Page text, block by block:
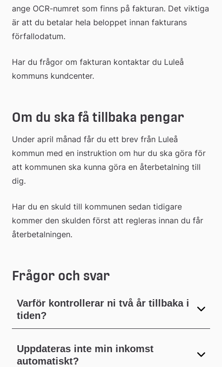
ange OCR-numret som finns på fakturan. Det viktiga
är att du betalar hela beloppet innan fakturans
förfallodatum.
Har du frågor om fakturan kontaktar du Luleå
kommuns kundcenter.
Om du ska få tillbaka pengar
Under april månad får du ett brev från Luleå
kommun med en instruktion om hur du ska göra för
att kommunen ska kunna göra en återbetalning till
dig.
Har du en skuld till kommunen sedan tidigare
kommer den skulden först att regleras innan du får
återbetalningen.
Frågor och svar
Varför kontrollerar ni två år tillbaka i
tiden?
Uppdateras inte min inkomst
automatiskt?